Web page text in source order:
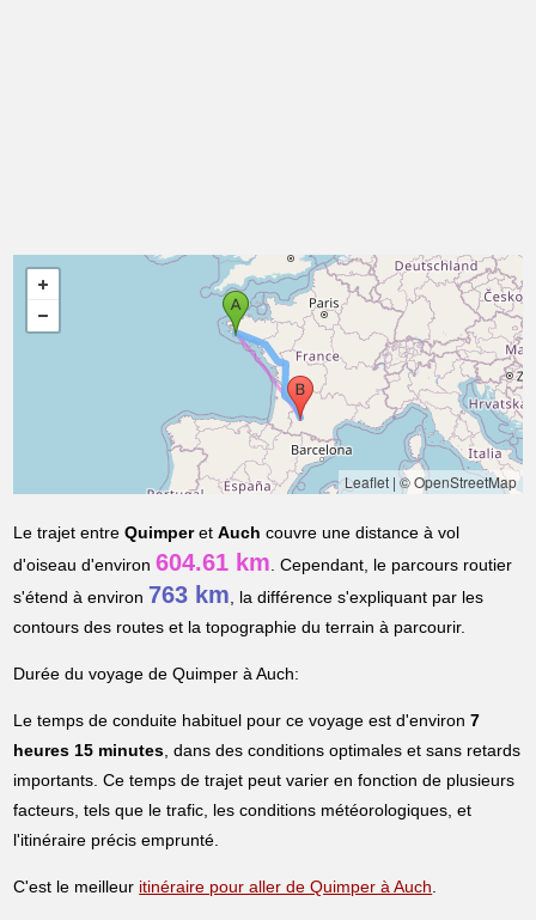
Leaflet|© OpenStreetMap
Le trajet entreQuimperetAuch couvre une distance à vol
d'oiseau d'environ604.61 km. Cependant, le parcours routier
s'étend à environ 763 km, la différence s'expliquant par les
contours des routes et la topographie du terrain à parcourir.
Durée du voyage de Quimper à Auch:
Le temps de conduite habituel pour ce voyage est d'environ7
heures 15 minutes, dans des conditions optimales et sans retards
importants. Ce temps de trajet peut varier en fonction de plusieurs
facteurs, tels que le trafic, les conditions météorologiques, et
l'itinéraire précis emprunté.
C'est le meilleur itinéraire pour aller de Quimper à Auch.